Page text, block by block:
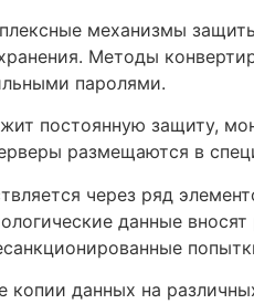
механизмы
Методы
паролями.
постоянную защиту,
размещаются в
через ряд
данные
копии данных на